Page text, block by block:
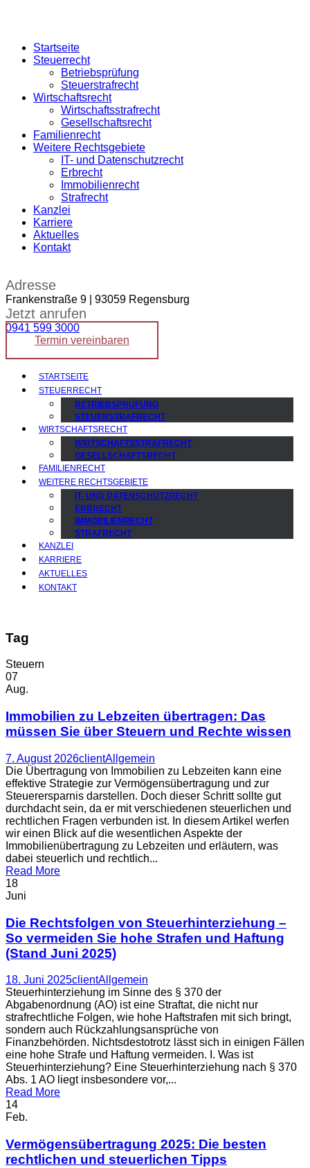
Startseite
Steuerrecht
Betriebsprüfung
Steuerstrafrecht
Wirtschaftsrecht
Wirtschaftsstrafrecht
Gesellschaftsrecht
Familienrecht
Weitere Rechtsgebiete
IT- und Datenschutzrecht
Erbrecht
Immobilienrecht
Strafrecht
Kanzlei
Karriere
Aktuelles
Kontakt
Adresse
Frankenstraße 9 | 93059 Regensburg
Jetzt anrufen
0941 599 3000
Termin vereinbaren
STARTSEITE
STEUERRECHT
BETRIEBSPRÜFUNG
STEUERSTRAFRECHT
WIRTSCHAFTSRECHT
WIRTSCHAFTSSTRAFRECHT
GESELLSCHAFTSRECHT
FAMILIENRECHT
WEITERE RECHTSGEBIETE
IT- UND DATENSCHUTZRECHT
ERBRECHT
IMMOBILIENRECHT
STRAFRECHT
KANZLEI
KARRIERE
AKTUELLES
KONTAKT
Tag
Steuern
07
Aug.
Immobilien zu Lebzeiten übertragen: Das
müssen Sie über Steuern und Rechte wissen
7. August 2026clientAllgemein
Die Übertragung von Immobilien zu Lebzeiten kann eine
effektive Strategie zur Vermögensübertragung und zur
Steuerersparnis darstellen. Doch dieser Schritt sollte gut
durchdacht sein, da er mit verschiedenen steuerlichen und
rechtlichen Fragen verbunden ist. In diesem Artikel werfen
wir einen Blick auf die wesentlichen Aspekte der
Immobilienübertragung zu Lebzeiten und erläutern, was
dabei steuerlich und rechtlich...
Read More
18
Juni
Die Rechtsfolgen von Steuerhinterziehung –
So vermeiden Sie hohe Strafen und Haftung
(Stand Juni 2025)
18. Juni 2025clientAllgemein
Steuerhinterziehung im Sinne des § 370 der
Abgabenordnung (AO) ist eine Straftat, die nicht nur
strafrechtliche Folgen, wie hohe Haftstrafen mit sich bringt,
sondern auch Rückzahlungsansprüche von
Finanzbehörden. Nichtsdestotrotz lässt sich in einigen Fällen
eine hohe Strafe und Haftung vermeiden. I. Was ist
Steuerhinterziehung? Eine Steuerhinterziehung nach § 370
Abs. 1 AO liegt insbesondere vor,...
Read More
14
Feb.
Vermögensübertragung 2025: Die besten
rechtlichen und steuerlichen Tipps